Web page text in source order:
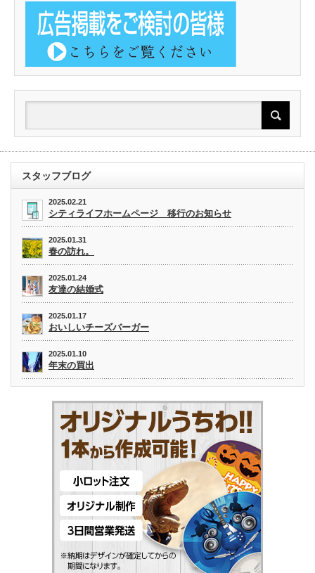
スタッフブログ
2025.02.21
シティライフホームページ 移行のお知らせ
2025.01.31
春の訪れ。
2025.01.24
友達の結婚式
2025.01.17
おいしいチーズバーガー
2025.01.10
年末の買出